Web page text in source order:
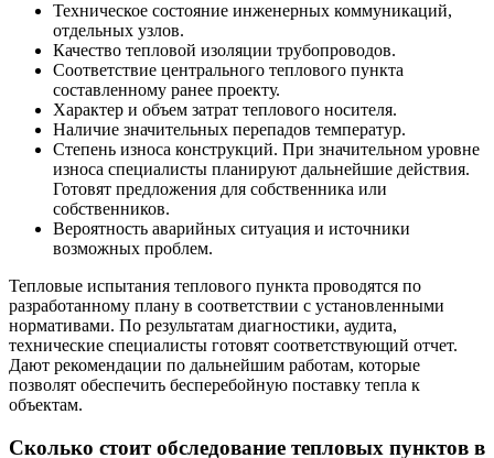
Техническое состояние инженерных коммуникаций,
отдельных узлов.
Качество тепловой изоляции трубопроводов.
Соответствие центрального теплового пункта
составленному ранее проекту.
Характер и объем затрат теплового носителя.
Наличие значительных перепадов температур.
Степень износа конструкций. При значительном уровне
износа специалисты планируют дальнейшие действия.
Готовят предложения для собственника или
собственников.
Вероятность аварийных ситуация и источники
возможных проблем.
Тепловые испытания теплового пункта проводятся по
разработанному плану в соответствии с установленными
нормативами. По результатам диагностики, аудита,
технические специалисты готовят соответствующий отчет.
Дают рекомендации по дальнейшим работам, которые
позволят обеспечить бесперебойную поставку тепла к
объектам.
Сколько стоит обследование тепловых пунктов в